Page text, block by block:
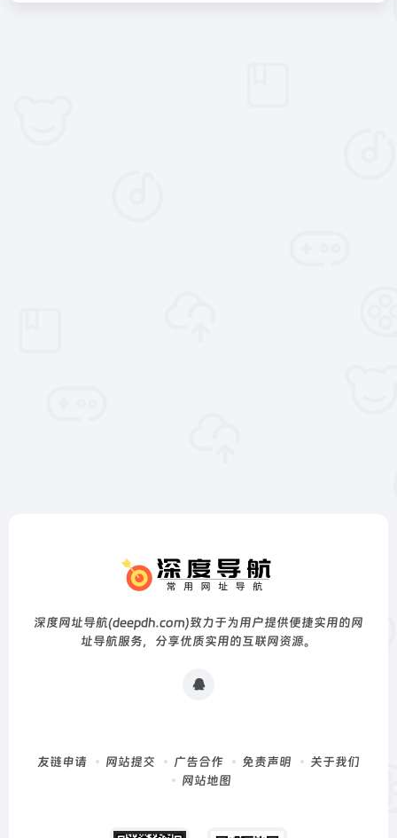
深度网址导航(deepdh.com)致力于为用户提供便捷实用的网
址导航服务，分享优质实用的互联网资源。
友链申请 网站提交 广告合作 免责声明
关于我们
网站地图